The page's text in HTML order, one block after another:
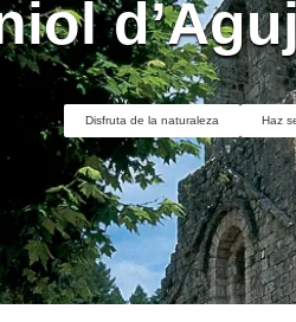
Disfruta de la naturaleza Haz